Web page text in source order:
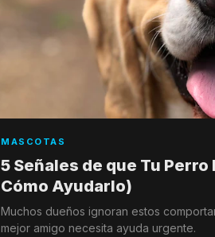
MASCOTAS
5 Señales de que Tu
Cómo Ayudarlo)
Muchos dueños ignoran estos
mejor amigo necesita ayuda urgente.